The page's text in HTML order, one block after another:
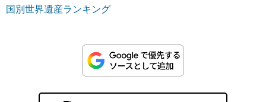
国別世界遺産ランキング